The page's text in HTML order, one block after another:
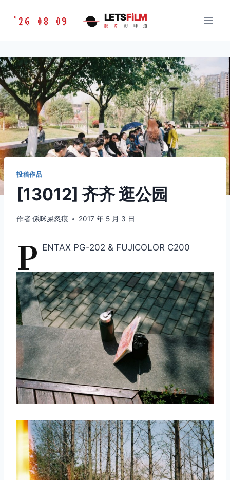
胶
味
道
LETSFILM
'26 08 09 LETSFiLM
胶 片 的 味 道
投稿作品
[13012] 齐齐 逛公园
作者係咪屎忽痕 2017 年 5 月 3 日
P ENTAX PG-202 & FUJICOLOR C200